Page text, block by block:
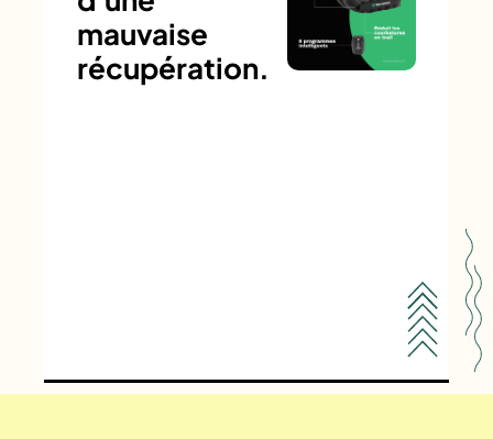
mauvaise
récupération.